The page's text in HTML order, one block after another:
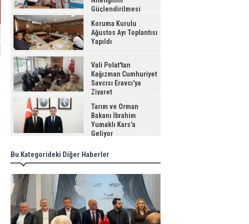
Güçlendirilmesi
Projesi"
Koruma Kurulu
Ağustos Ayı Toplantısı
Yapıldı
Vali Polat'tan
Kağızman Cumhuriyet
Savcısı Eravcı'ya
Ziyaret
Tarım ve Orman
Bakanı İbrahim
Yumaklı Kars'a
Geliyor
Bu Kategorideki Diğer Haberler